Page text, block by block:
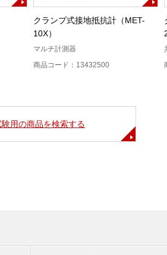
クランプ式接地抵抗計（MET-
10X）
マルチ計測器
商品コード：13432500
験用の商品を検索する